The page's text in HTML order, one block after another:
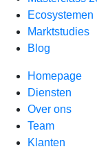
Ecosystemen
Marktstudies
Blog
Homepage
Diensten
Over ons
Team
Klanten